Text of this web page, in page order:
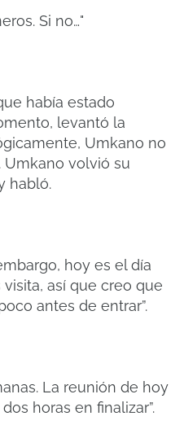
Si no…"
había estado
levantó la
Umkano no
Umkano volvió su
habló.
hoy es el día
así que creo que
antes de entrar”.
La reunión de hoy
horas en finalizar”.